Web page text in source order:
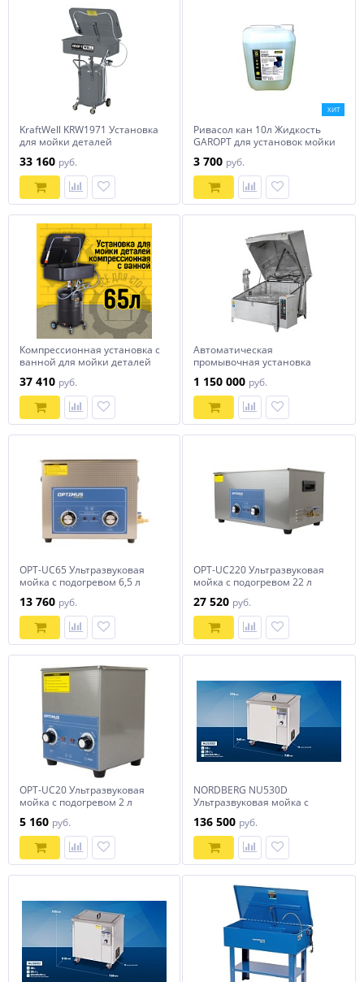
KraftWell KRW1971 Установка
для мойки деталей
33 160 руб.
ХИТ
Ривасол кан 10л Жидкость
GAROPT для установок мойки
3 700 руб.
Компрессионная установка с
ванной для мойки деталей
37 410 руб.
Автоматическая
промывочная установка
1 150 000 руб.
OPT-UC65 Ультразвуковая
мойка с подогревом 6,5 л
13 760 руб.
OPT-UC220 Ультразвуковая
мойка с подогревом 22 л
27 520 руб.
OPT-UC20 Ультразвуковая
мойка с подогревом 2 л
5 160 руб.
NORDBERG NU530D
Ультразвуковая мойка с
136 500 руб.